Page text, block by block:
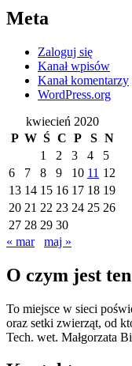
Meta
Zaloguj się
Kanał wpisów
Kanał komentarzy
WordPress.org
kwiecień 2020
P W Ś C P S N
1
2 3 4
5
6
7 8 9 10 11 12
13 14 15 16 17 18 19
20 21 22 23 24 25 26
27 28 29 30
« mar
maj »
O czym jest
To miejsce w sieci
oraz setki zwierząt, od
Tech. wet. Małgorzata